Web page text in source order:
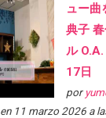
ュー曲
典子
ル
17日
por
11 marzo 2026 a